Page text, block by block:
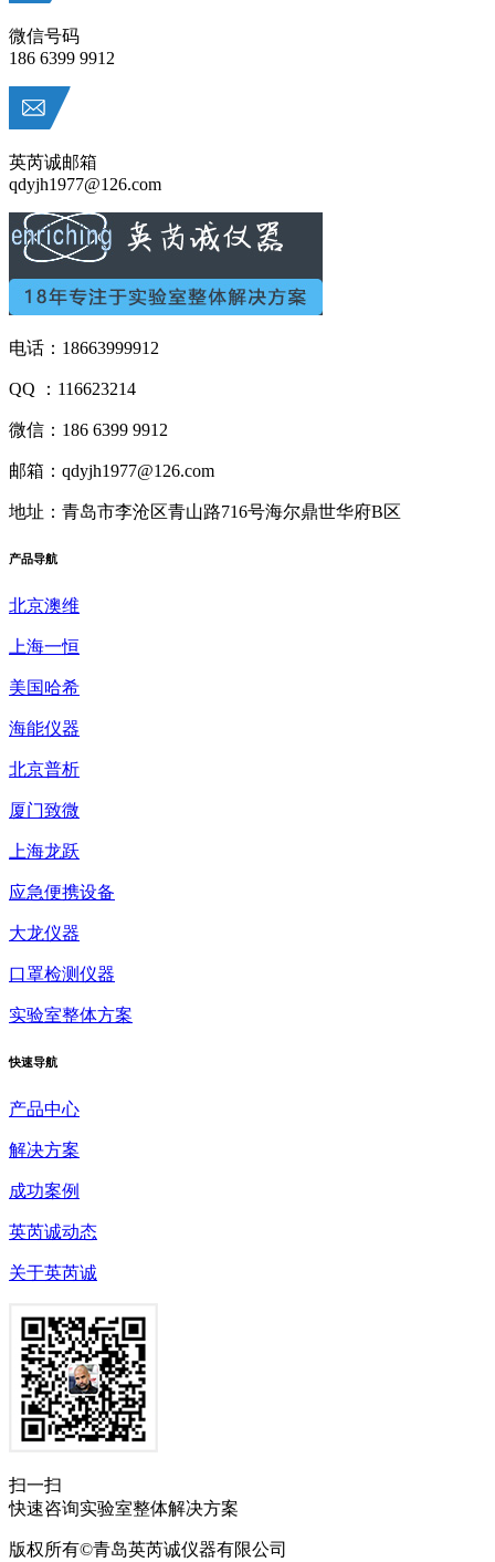
微信号码
186 6399 9912
英芮诚邮箱
qdyjh1977@126.com
电话：18663999912
QQ ：116623214
微信：186 6399 9912
邮箱：qdyjh1977@126.com
地址：青岛市李沧区青山路716号海尔鼎世华府B区
产品导航
北京澳维
上海一恒
美国哈希
海能仪器
北京普析
厦门致微
上海龙跃
应急便携设备
大龙仪器
口罩检测仪器
实验室整体方案
快速导航
产品中心
解决方案
成功案例
英芮诚动态
关于英芮诚
扫一扫
快速咨询实验室整体解决方案
版权所有©青岛英芮诚仪器有限公司